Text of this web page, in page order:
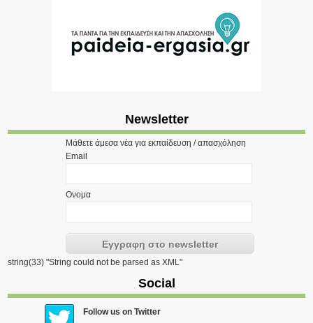
Newsletter
Μάθετε άμεσα νέα για εκπαίδευση / απασχόληση
Email
Ονομα
string(33) "String could not be parsed as XML"
Social
Follow us on Twitter